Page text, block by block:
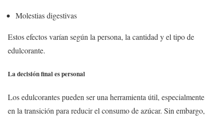
Molestias digestivas
Estos efectos varían según la persona, la cantidad y el tipo de
edulcorante.
La decisión final es personal
Los edulcorantes pueden ser una herramienta útil, especialmente
en la transición para reducir el consumo de azúcar. Sin embargo,